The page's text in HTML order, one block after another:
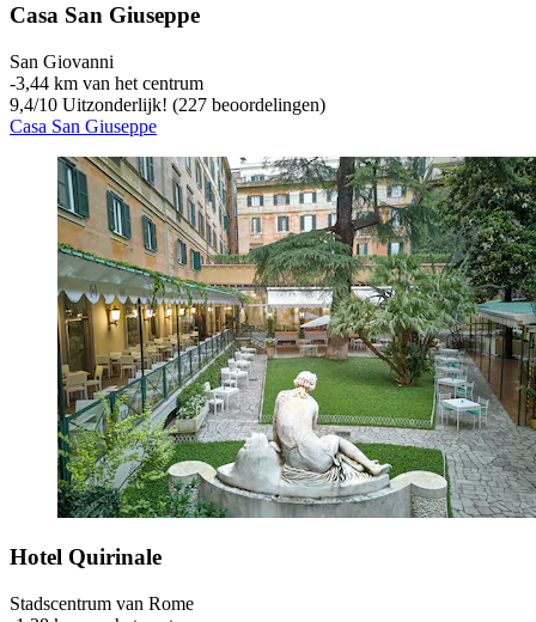
Casa San Giuseppe
San Giovanni
‐3,44 km van het centrum
9,4/10 Uitzonderlijk! (227 beoordelingen)
Casa San Giuseppe
Hotel Quirinale
Stadscentrum van Rome